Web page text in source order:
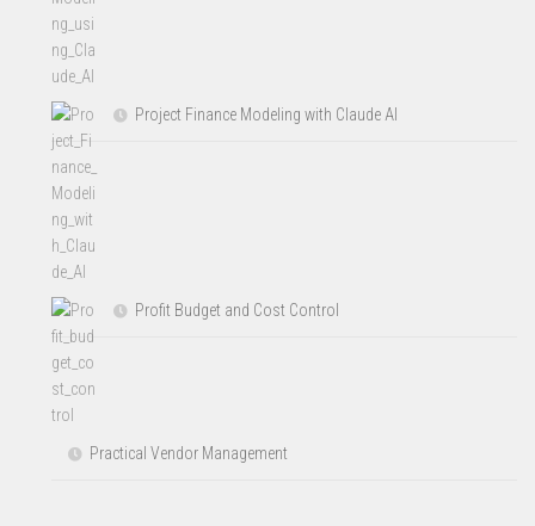
Project Finance Modeling with Claude AI
Profit Budget and Cost Control
Practical Vendor Management